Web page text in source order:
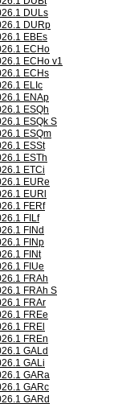
DULs
DURp
EBEs
ECHo
ECHo v1
ECHs
ELIc
ENAp
ESQh
ESQk S
ESQm
ESSt
ESTh
ETCi
EURe
EURl
FERf
FILf
FINd
FINp
FINt
FIUe
FRAh
FRAh S
FRAr
FREe
FREl
FREn
GALd
GALi
GARa
GARc
GARd